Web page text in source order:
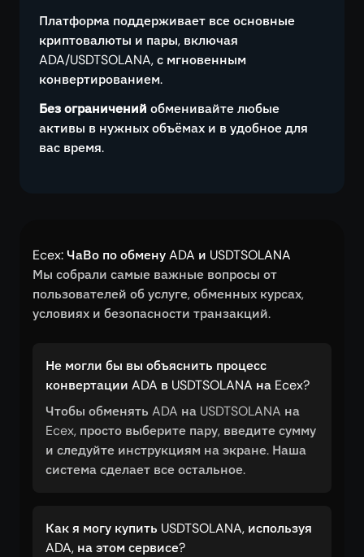
Платформа поддерживает все основные
криптовалюты и пары, включая
ADA/USDTSOLANA, с мгновенным
конвертированием.
Без ограничений обменивайте любые
активы в нужных объёмах и в удобное для
вас время.
Ecex: ЧаВо по обмену ADA и USDTSOLANA
Мы собрали самые важные вопросы от
пользователей об услуге, обменных курсах,
условиях и безопасности транзакций.
Не могли бы вы объяснить процесс
конвертации ADA в USDTSOLANA на Ecex?
Чтобы обменять ADA на USDTSOLANA на
Ecex, просто выберите пару, введите сумму
и следуйте инструкциям на экране. Наша
система сделает все остальное.
Как я могу купить USDTSOLANA, используя
ADA, на этом сервисе?